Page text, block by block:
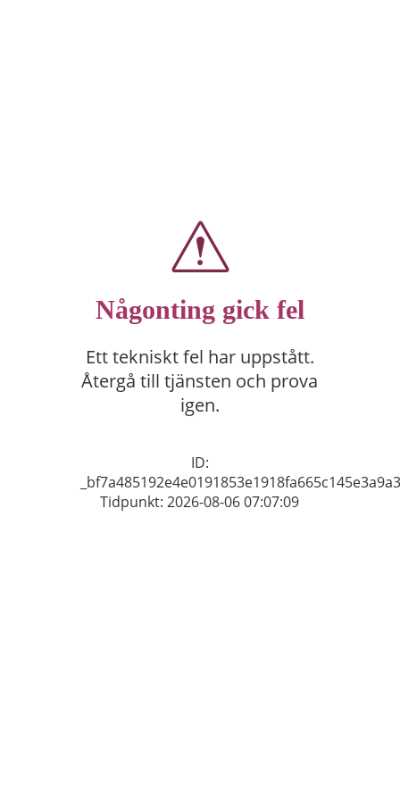
Någonting gick fel
Ett tekniskt fel har uppstått.
Återgå till tjänsten och prova
igen.
ID:
_bf7a485192e4e0191853e1918fa665c145e3a9a3
Tidpunkt: 2026-08-06 07:07:09